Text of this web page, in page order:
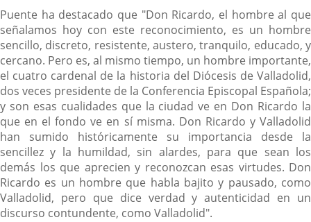
Puente ha destacado que "Don Ricardo, el hombre al que
señalamos hoy con este reconocimiento, es un hombre
sencillo, discreto, resistente, austero, tranquilo, educado, y
cercano. Pero es, al mismo tiempo, un hombre importante,
el cuatro cardenal de la historia del Diócesis de Valladolid,
dos veces presidente de la Conferencia Episcopal Española;
y son esas cualidades que la ciudad ve en Don Ricardo la
que en el fondo ve en sí misma. Don Ricardo y Valladolid
han sumido históricamente su importancia desde la
sencillez y la humildad, sin alardes, para que sean los
demás los que aprecien y reconozcan esas virtudes. Don
Ricardo es un hombre que habla bajito y pausado, como
Valladolid, pero que dice verdad y autenticidad en un
discurso contundente, como Valladolid".